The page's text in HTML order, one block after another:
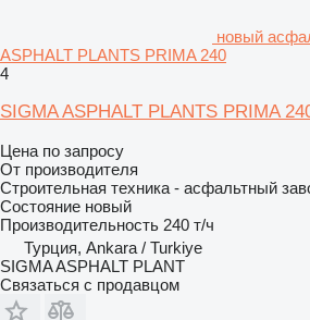
новый
ASPHALT PLANTS PRIMA 240
4
SIGMA ASPHALT PLANTS PRIMA
Цена по запросу
От производителя
Строительная техника - асфальтный
Состояние новый
Производительность 240 т/ч
Турция, Ankara / Turkiye
SIGMA ASPHALT PLANT
Связаться с продавцом